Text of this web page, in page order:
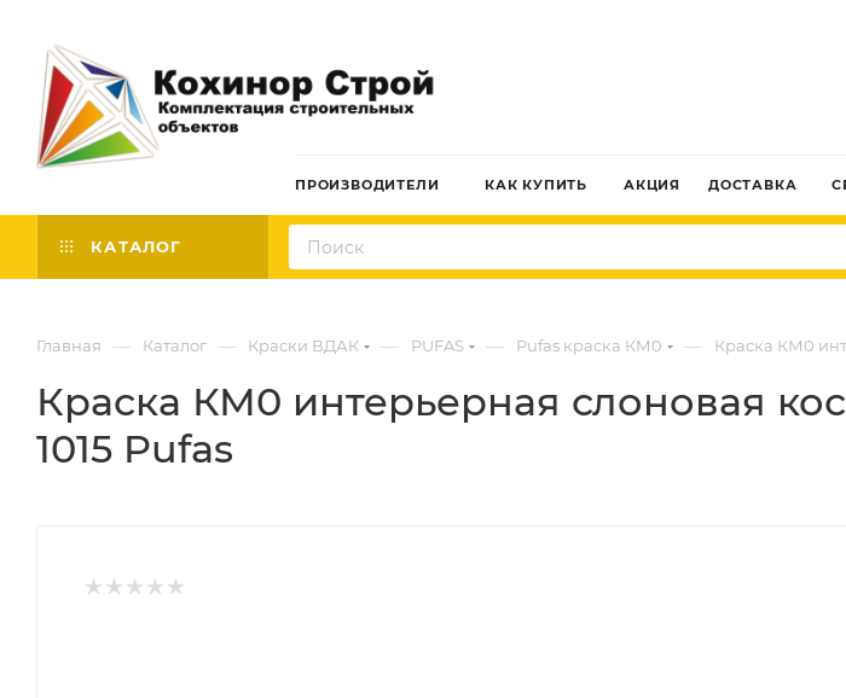
ПРОИЗВОДИТЕЛИ КАК КУПИТЬ АКЦИЯ ДОСТАВКА
КАТАЛОГ
Главная — Каталог — Краски ВДАК — PUFAS — Pufas краска КМ0 — Краска КМ0
Краска КМ0 интерьерная слоновая
1015 Pufas